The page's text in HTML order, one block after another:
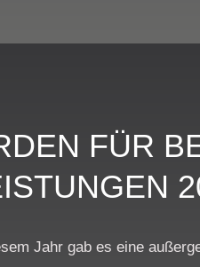
FÜR
Jahr gab es eine